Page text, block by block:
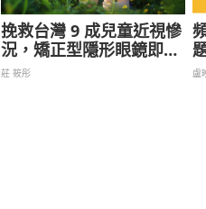
挽救台灣 9 成兒童近視慘
況，矯正型隱形眼鏡即將
上路！
莊 筱彤 盧